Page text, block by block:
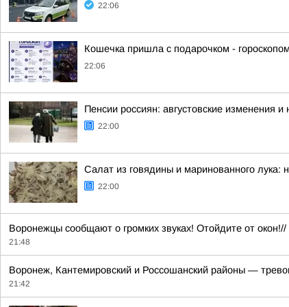
22:06
Кошечка пришла с подарочком -
22:06
Пенсии россиян: августовские изменения
22:00
Салат из говядины и маринованного лука:
22:00
Воронежцы сообщают о громких звуках! Отойдите от окон!//
21:48
Воронеж, Кантемировский и Россошанский районы —
21:42